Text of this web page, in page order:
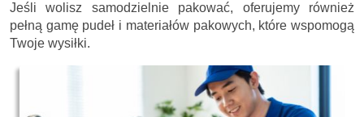
Jeśli wolisz samodzielnie pakować, oferujemy również
pełną gamę pudeł i materiałów pakowych, które wspomogą
Twoje wysiłki.